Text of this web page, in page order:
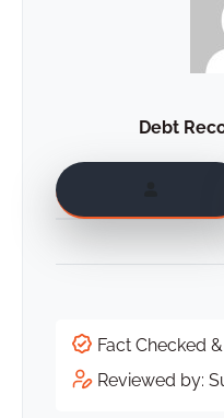
Debt
Fact Checked
Reviewed by: